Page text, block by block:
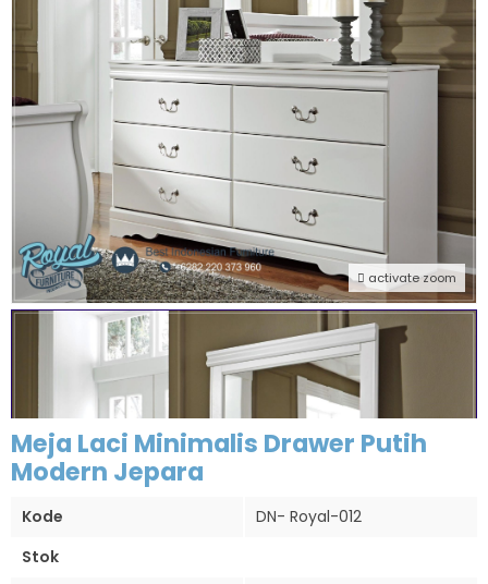
activate zoom
Meja Laci Minimalis Drawer Putih
Modern Jepara
Kode
DN- Royal-012
Stok